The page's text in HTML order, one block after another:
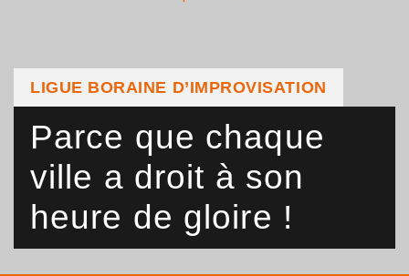
LIGUE BORAINE D’IMPROVISATION
Parce que chaque
ville a droit à son
heure de gloire !